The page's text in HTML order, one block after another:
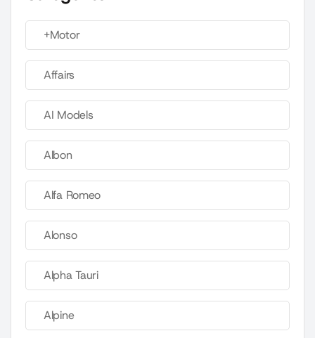
+Motor
Affairs
AI Models
Albon
Alfa Romeo
Alonso
Alpha Tauri
Alpine